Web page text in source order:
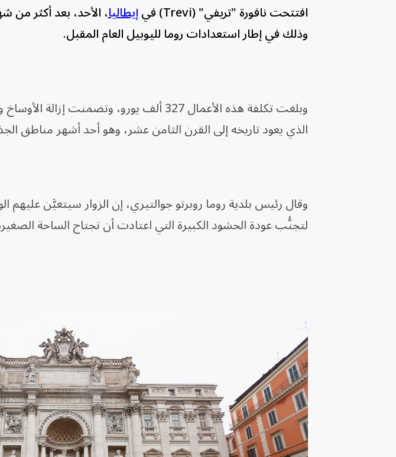
افتتحت نافورة "تريفي" (Trevi) في إيطاليا، الأحد، بعد أكثر من
وذلك في إطار استعدادات روما لليوبيل العام المقبل.
وبلغت تكلفة هذه الأعمال 327 ألف يورو،
الذي يعود تاريخه إلى القرن الثامن عشر، وهو أحد أشهر مناطق
لتجنُّب عودة الحشود الكبيرة التي اعتادت أن تجتاح الساحة